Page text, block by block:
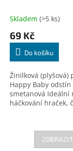
Skladem (>5 ks)
69 Kč
Do košíku
Žinilková (plyšová)
Happy Baby odstín
smetanová Ideální
háčkování hraček,
výrobce!